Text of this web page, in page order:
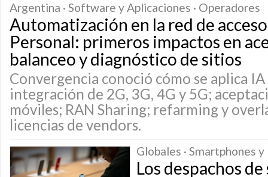
Argentina · Software y Aplicaciones · Operadores
Automatización en la red de
Personal: primeros impactos en
balanceo y diagnóstico de sitios
Convergencia conoció cómo se aplica
integración de 2G, 3G, 4G y 5G;
móviles; RAN Sharing; refarming y
licencias de vendors.
Globales · Smartphones
Los despachos